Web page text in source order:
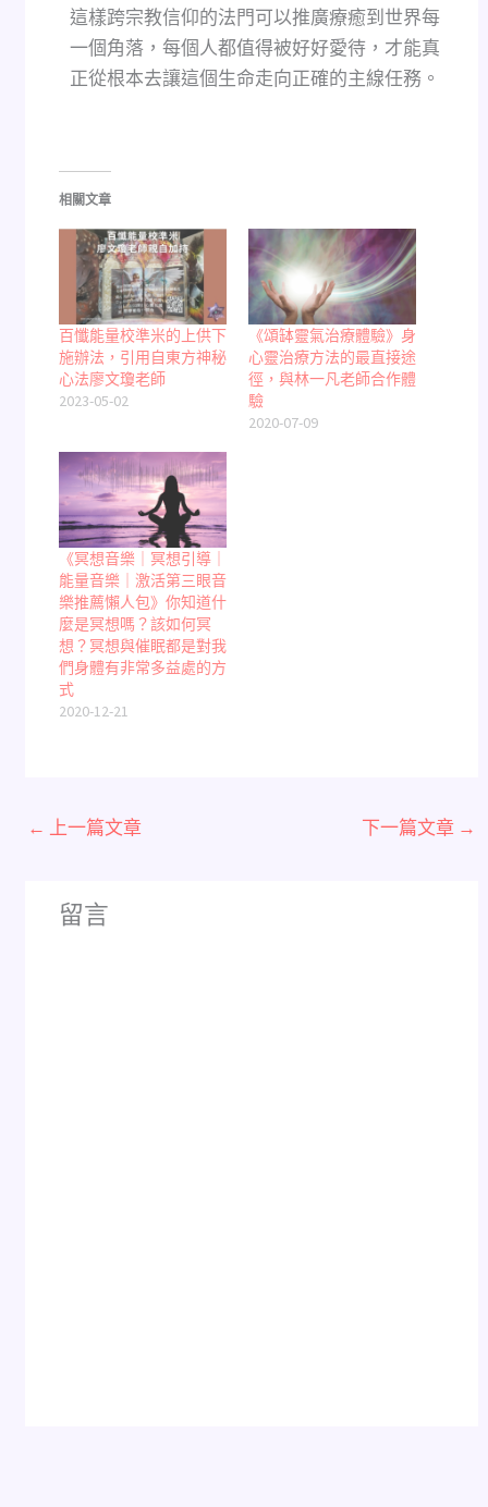
這樣跨宗教信仰的法門可以推廣療癒到世界每
一個角落，每個人都值得被好好愛待，才能真
正從根本去讓這個生命走向正確的主線任務。
相關文章
百懺能量校準米的上供下
施辦法，引用自東方神秘
心法廖文瓊老師
2023-05-02
《頌缽靈氣治療體驗》身
心靈治療方法的最直接途
徑，與林一凡老師合作體
驗
2020-07-09
《冥想音樂｜冥想引導｜
能量音樂｜激活第三眼音
樂推薦懶人包》你知道什
麼是冥想嗎？該如何冥
想？冥想與催眠都是對我
們身體有非常多益處的方
式
2020-12-21
← 上一篇文章 下一篇文章 →
留言